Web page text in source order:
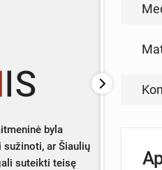
byla
sužinoti, ar Šiaulių
suteikti teisę